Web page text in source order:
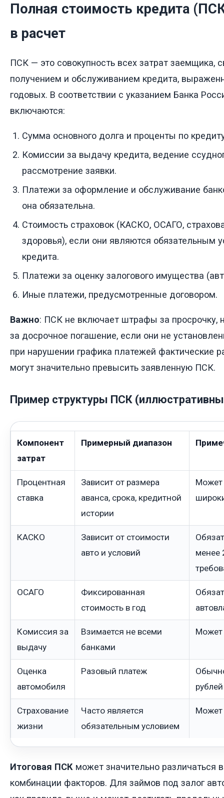
Полная стоимость кредита
в расчет
ПСК — это совокупность всех затрат заемщика,
получением и обслуживанием кредита,
годовых. В соответствии с указанием Банка
включаются:
Сумма основного долга и проценты по
Комиссии за выдачу кредита, ведение
рассмотрение заявки.
Платежи за оформление и обслуживание
она обязательна.
Стоимость страховок (КАСКО, ОСАГО,
здоровья), если они являются обязательным
кредита.
Платежи за оценку залогового имущества
Иные платежи, предусмотренные договором.
Важно: ПСК не включает штрафы за просрочку,
за досрочное погашение, если они не
при нарушении графика платежей фактические
могут значительно превысить заявленную ПСК.
Пример структуры ПСК
Компонент
затрат
Примерный диапазон
Процентная
ставка
Зависит от размера
аванса, срока, кредитной
истории
Может
КАСКО
Зависит от стоимости
авто и условий
менее
ОСАГО
Фиксированная
стоимость в год
Комиссия за
выдачу
Взимается не всеми
банками
Может
Оценка
автомобиля
Разовый платеж
рублей
Страхование
жизни
Часто является
обязательным условием
Может
Итоговая ПСК может значительно различаться
комбинации факторов. Для займов под залог